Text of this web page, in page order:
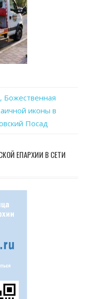
Божественная
иконы в
Посад
ЕПАРХИИ В СЕТИ